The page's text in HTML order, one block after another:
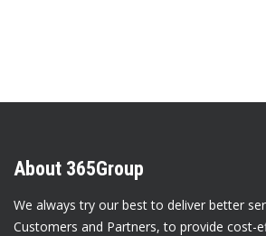
About 365Group
We always try our best to deliver better
Customers and Partners, to provide cost-